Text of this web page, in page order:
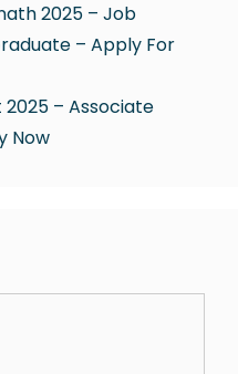
2025 – Job
– Apply For
– Associate
Now